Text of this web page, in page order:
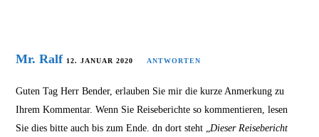
Mr. Ralf 12. JANUAR 2020 ANTWORTEN
Guten Tag Herr Bender, erlauben Sie mir die kurze Anmerkung zu
Ihrem Kommentar. Wenn Sie Reiseberichte so kommentieren, lesen
Sie dies bitte auch bis zum Ende. dn dort steht „ Dieser Reisebericht